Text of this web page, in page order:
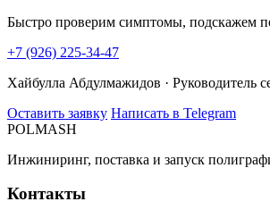
Быстро проверим симптомы, подскажем
+7 (926) 225-34-47
Хайбулла Абдулмажидов · Руководитель
Оставить заявку Написать в Telegram
POLMASH
Инжиниринг, поставка и запуск
Контакты